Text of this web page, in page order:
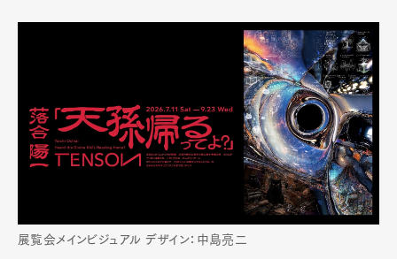
展覧会メインビジュアル デザイン：中島亮⼆